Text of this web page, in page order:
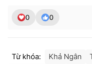
0 0
Từ khóa: Khả Ngân